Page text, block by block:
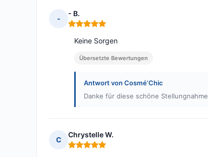
-
- B.
Hinweis: 5 von 5
Keine Sorgen
Übersetzte Bewertungen
Antwort von Cosmé’Chic
Danke für diese schöne Stellungnahme
C
Chrystelle W.
Hinweis: 5 von 5